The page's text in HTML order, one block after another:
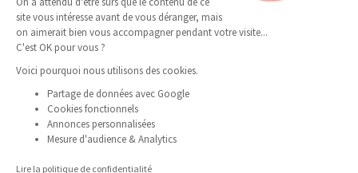
site vous intéresse avant de vous déranger, mais
on aimerait bien vous accompagner pendant votre visite...
C'est OK pour vous ?
Voici pourquoi nous utilisons des cookies.
Partage de données avec Google
Cookies fonctionnels
Annonces personnalisées
Mesure d'audience & Analytics
Lire la politique de confidentialité
CGU
Politique de confidentialité et de cookies
Guide des tailles bagues
Guide des tailles colliers
SUIVEZ-NOUS